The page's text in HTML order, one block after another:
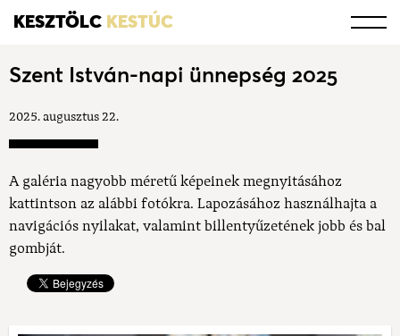
KESZTÖLC KESTÚC
Szent István-napi ünnepség 2025
2025. augusztus 22.
A galéria nagyobb méretű képeinek megnyitásához
kattintson az alábbi fotókra. Lapozásához használhajta a
navigációs nyilakat, valamint billentyűzetének jobb és bal
gombját.